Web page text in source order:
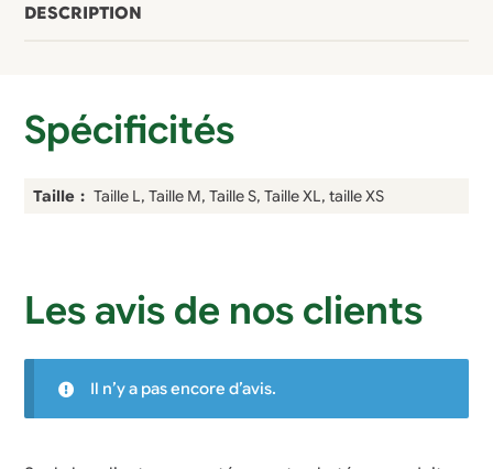
DESCRIPTION
Spécificités
Taille Taille L, Taille M, Taille S, Taille XL, taille XS
Les avis de nos clients
Il n’y a pas encore d’avis.